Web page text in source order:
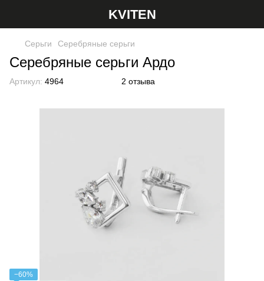
KVITEN
Серьги Серебряные серьги
Серебряные серьги Ардо
Артикул: 4964 2 отзыва
−60%